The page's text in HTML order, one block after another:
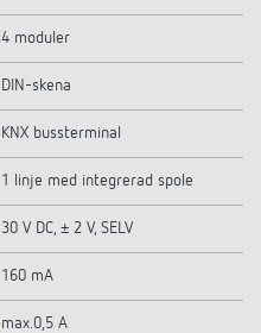
4 moduler
DIN-skena
KNX bussterminal
1 linje med integrerad spole
30 V DC, ± 2 V, SELV
160 mA
max.0,5 A